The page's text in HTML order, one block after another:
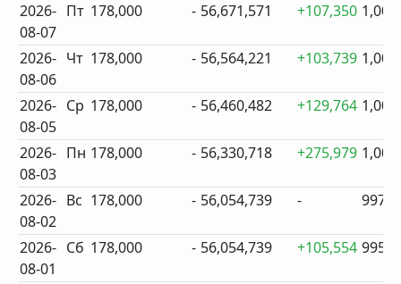
2026-
08-07
Пт 178,000 - 56,671,571 +107,350 1,007
2026-
08-06
Чт 178,000 - 56,564,221 +103,739 1,005
2026-
08-05
Ср 178,000 - 56,460,482 +129,764 1,003
2026-
08-03
Пн 178,000 - 56,330,718 +275,979 1,000
2026-
08-02
Вс 178,000 - 56,054,739 - 997
2026-
08-01
Сб 178,000 - 56,054,739 +105,554 995